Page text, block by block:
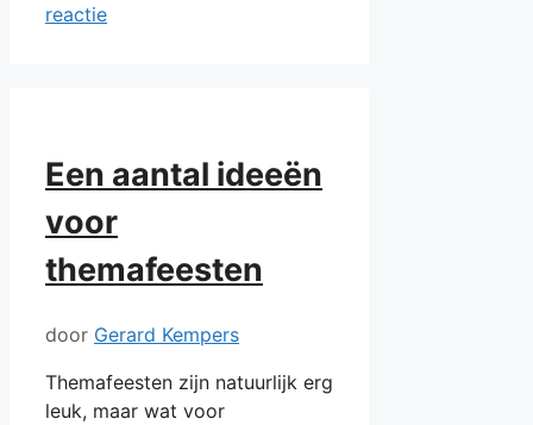
reactie
Een aantal ideeën
voor
themafeesten
door Gerard Kempers
Themafeesten zijn natuurlijk erg
leuk, maar wat voor